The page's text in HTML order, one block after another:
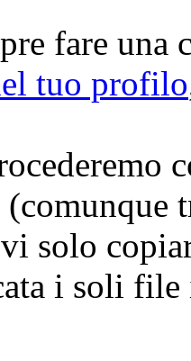
fare una
tuo profilo
solo
i soli